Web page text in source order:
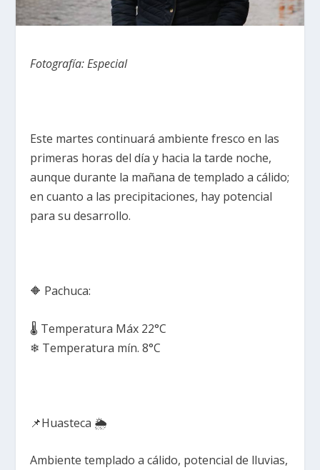
Fotografía: Especial
Este martes continuará ambiente fresco en las
primeras horas del día y hacia la tarde noche,
aunque durante la mañana de templado a cálido;
en cuanto a las precipitaciones, hay potencial
para su desarrollo.
🔶 Pachuca:
🌡️ Temperatura Máx 22°C
❄ Temperatura mín. 8°C
📌Huasteca 🌦️
Ambiente templado a cálido, potencial de lluvias,